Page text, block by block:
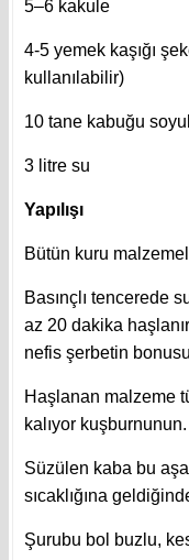
5–6 kakule
4-5 yemek kaşığı
kullanılabilir)
10 tane kabuğu
3 litre su
Yapılışı
Bütün kuru
Basınçlı tencerede
az 20 dakika
nefis şerbetin
Haşlanan malzeme
kalıyor kuşburnunun.
Süzülen kaba bu
sıcaklığına
Şurubu bol buzlu,